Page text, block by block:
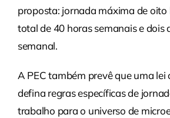
proposta: jornada máxima de oito
total de 40 horas semanais e dois
semanal.
A PEC também prevê que uma
defina regras específicas de
trabalho para o universo de